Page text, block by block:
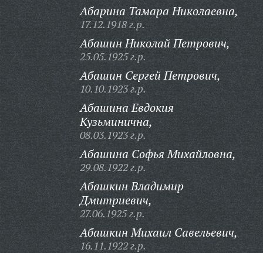
Абарина Тамара Николаевна,
17.12.1918 г.р.
Абашин Николай Петрович,
25.05.1925 г.р.
Абашин Сергей Петрович,
10.10.1923 г.р.
Абашина Евдокия
Кузьминична,
08.03.1923 г.р.
Абашина Софья Михайловна,
29.08.1922 г.р.
Абашкин Владимир
Дмитриевич,
27.06.1925 г.р.
Абашкин Михаил Савельевич,
16.11.1922 г.р.